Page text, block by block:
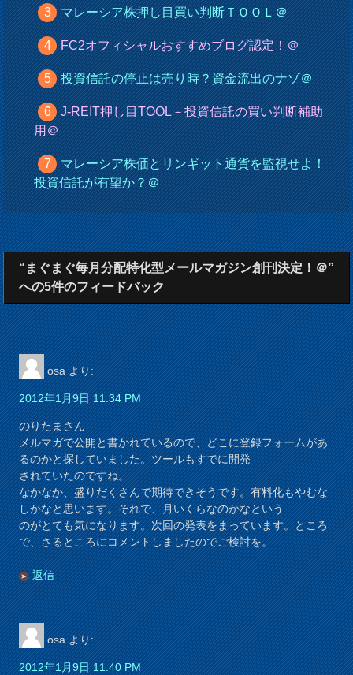
マレーシア株押し目買い判断ＴＯＯＬ＠
FC2オフィシャルおすすめブログ認定！＠
投資信託の停止は売り時？資金流出のナゾ＠
J-REIT押し目TOOL－投資信託の買い判断補助
用＠
マレーシア株価とリンギット通貨を監視せよ！
投資信託が有望か？＠
“まぐまぐ毎月分配特化型メールマガジン創刊決定！＠”
への5件のフィードバック
osa より:
2012年1月9日 11:34 PM
のりたまさん
メルマガで公開と書かれているので、どこに登録フォームがあ
るのかと探していました。ツールもすでに開発
されていたのですね。
なかなか、盛りだくさんで期待できそうです。有料化もやむな
しかなと思います。それで、月いくらなのかなという
のがとても気になります。次回の発表をまっています。ところ
で、さるところにコメントしましたのでご検討を。
返信
osa より:
2012年1月9日 11:40 PM